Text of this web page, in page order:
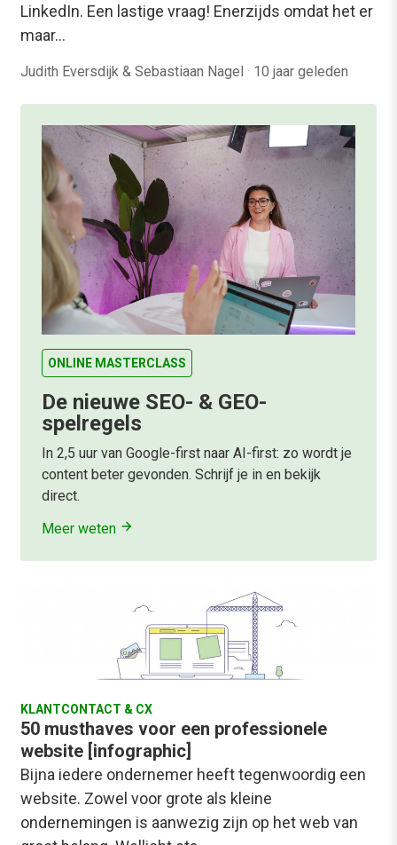
LinkedIn. Een lastige vraag! Enerzijds omdat het er
maar…
Judith Eversdijk & Sebastiaan Nagel · 10 jaar geleden
ONLINE MASTERCLASS
De nieuwe SEO- & GEO-
spelregels
In 2,5 uur van Google-first naar AI-first: zo wordt je
content beter gevonden. Schrijf je in en bekijk
direct.
Meer weten
KLANTCONTACT & CX
50 musthaves voor een professionele
website [infographic]
Bijna iedere ondernemer heeft tegenwoordig een
website. Zowel voor grote als kleine
ondernemingen is aanwezig zijn op het web van